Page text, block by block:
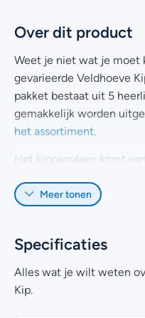
Over dit product
Weet je niet wat je moet
gevarieerde Veldhoeve
pakket bestaat uit 5
gemakkelijk worden
het assortiment
Het kippenvlees komt
wij verschillende prijzen
Doordat onze kippen
stukje vlees van hoge
Meer tonen
Specificaties
Alles wat je wilt weten
Kip.